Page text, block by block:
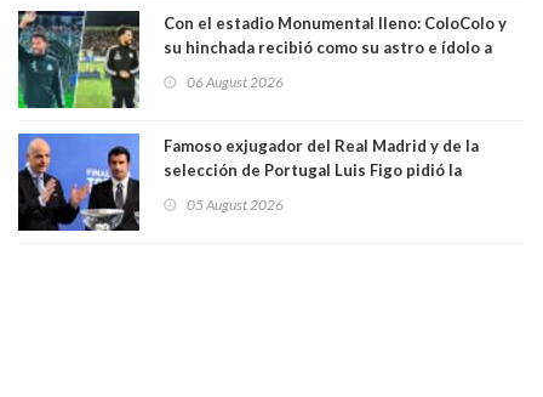
Con el estadio Monumental lleno: ColoColo y
su hinchada recibió como su astro e ídolo a
06 August 2026
Famoso exjugador del Real Madrid y de la
selección de Portugal Luis Figo pidió la
comportamiento más bajo y cobarde que he
05 August 2026